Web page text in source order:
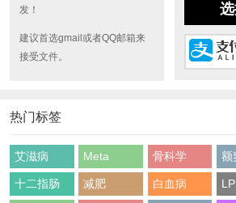
发！
建议首选gmail或者QQ邮箱来
接受文件。
热门标签
艾滋病 Meta 骨科学 额
十二指肠 减肥 白血病